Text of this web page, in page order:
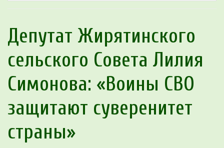
Депутат Жирятинского
сельского Совета Лилия
Симонова: «Воины СВО
защитают суверенитет
страны»